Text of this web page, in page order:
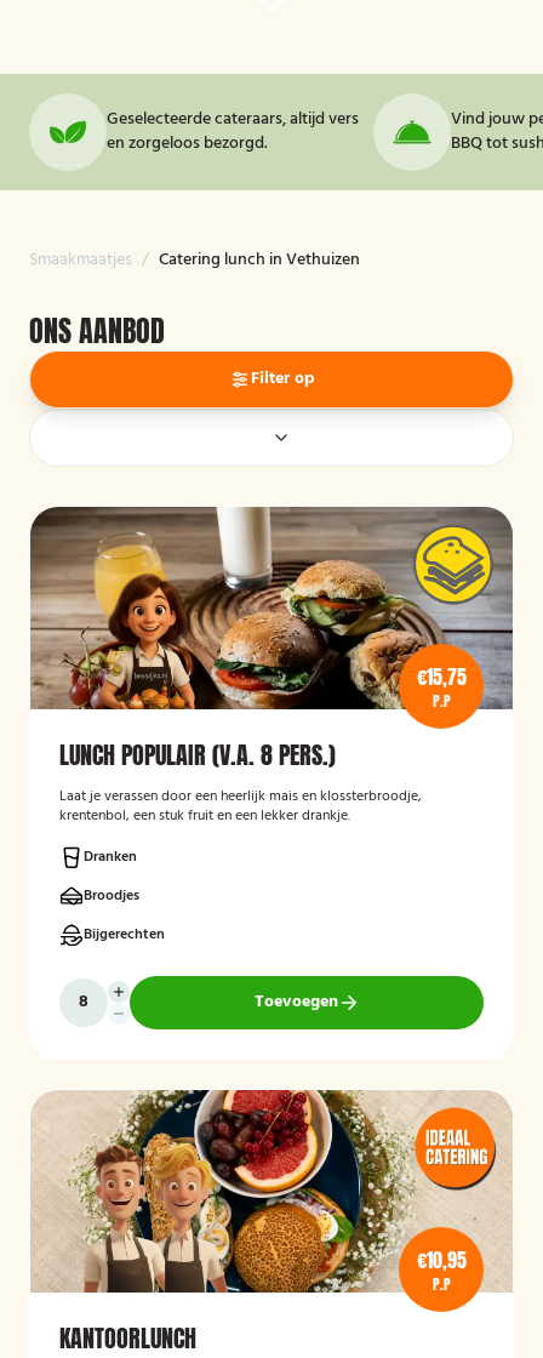
Geselecteerde cateraars, altijd vers
en zorgeloos bezorgd.
Vind jouw
BBQ tot
Smaakmaatjes / Catering lunch in Vethuizen
ONS AANBOD
Filter op
€15,75
P.P
LUNCH POPULAIR (V.A. 8 PERS.)
Laat je verassen door een heerlijk mais en klossterbroodje,
krentenbol, een stuk fruit en een lekker drankje.
Dranken
Broodjes
Bijgerechten
Toevoegen
€10,95
P.P
KANTOORLUNCH